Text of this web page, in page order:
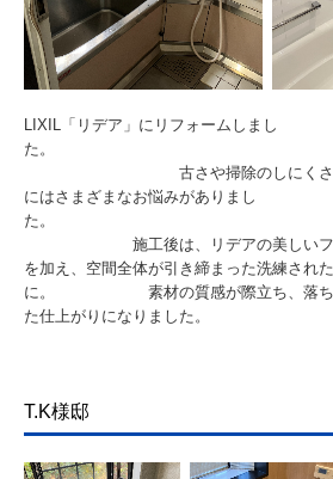
LIXIL「リデア」にリフォームしまし
た
古さや掃除のしにくさ、寒さ
にはさまざまなお悩みがありまし
た
施工後は、リデアの美しい
を加え、空間全体が引き締まった洗練され
に。 素材の質感が際立ち、落
た仕上がりになりました。
T.K様邸